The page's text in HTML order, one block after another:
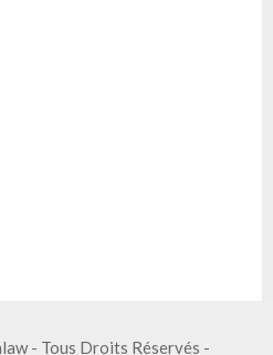
- Tous Droits Réservés -